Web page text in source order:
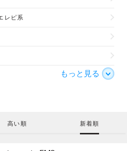
レピ系
もっと見る
高い順 新着順